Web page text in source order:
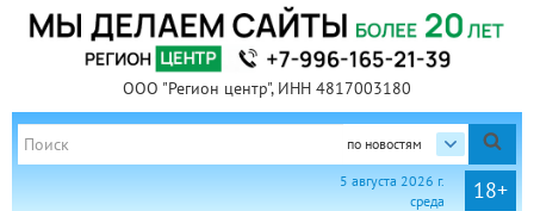
ООО "Регион центр", ИНН 4817003180
по новостям
18+
5 августа 2026 г.
среда